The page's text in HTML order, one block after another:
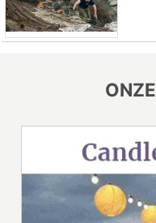
ONZE